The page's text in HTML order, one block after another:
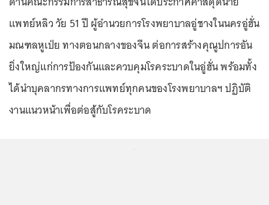
แพทย์หลิว วัย 51 ปี ผู้อำนวยการโรงพยาบาลอู่ชางในนครอู่ฮั่น
มณฑลหูเป่ย ทางตอนกลางของจีน ต่อการสร้างคุณูปการอัน
ยิ่งใหญ่แก่การป้องกันและควบคุมโรคระบาดในอู่ฮั่น พร้อมทั้ง
ได้นำบุคลากรทางการแพทย์ทุกคนของโรงพยาบาลฯ ปฏิบัติ
งานแนวหน้าเพื่อต่อสู้กับโรคระบาด